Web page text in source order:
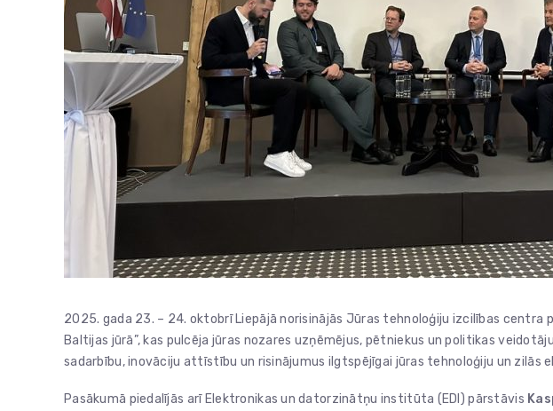
2025. gada 23. – 24. oktobrī Liepājā norisinājās Jūras tehnoloģiju izcilības centra
Baltijas jūrā”, kas pulcēja jūras nozares uzņēmējus, pētniekus un politikas
sadarbību, inovāciju attīstību un risinājumus ilgtspējīgai jūras tehnoloģiju un zilās
Pasākumā piedalījās arī Elektronikas un datorzinātņu institūta (EDI) pārstāvis